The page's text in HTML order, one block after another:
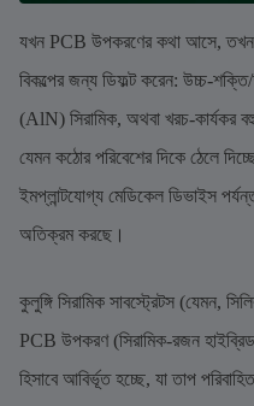
যখন PCB উপকরণের কথা আসে, তখন
বিকল্পের জন্য ডিফল্ট করেন: উচ্চ-
(AlN) সিরামিক, অথবা খরচ-কার্যকর
যেমন কঠোর পরিবেশের দিকে ঠেলে
ইমপ্লান্টযোগ্য মেডিকেল ডিভাইস
অতিক্রম করছে।
কুলুঙ্গি সিরামিক সাবস্ট্রেটস (যেমন,
PCB উপকরণ (সিরামিক-রজন হাইব্রিড,
হিসাবে আবির্ভূত হচ্ছে, যা তাপ